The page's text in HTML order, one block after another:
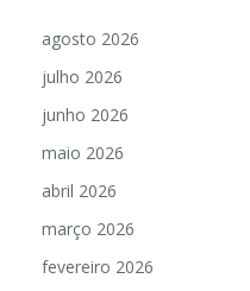
agosto 2026
julho 2026
junho 2026
maio 2026
abril 2026
março 2026
fevereiro 2026